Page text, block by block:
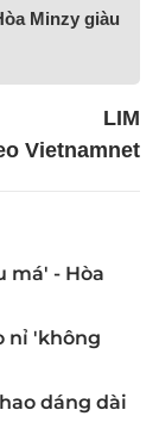
Minzy giàu
LIM
Vietnamnet
má' - Hòa
nỉ 'không
dáng dài